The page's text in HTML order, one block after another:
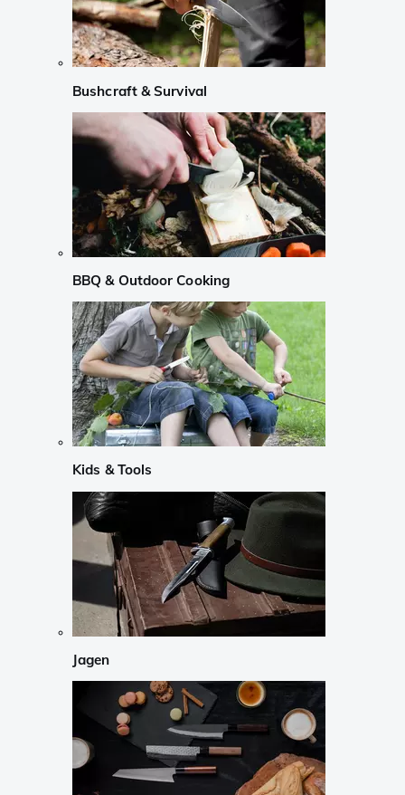
Bushcraft & Survival
BBQ & Outdoor Cooking
Kids & Tools
Jagen